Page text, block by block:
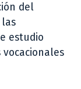
del
estudio